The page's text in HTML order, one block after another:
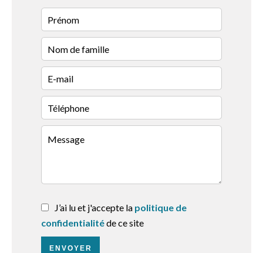
J’ai lu et j'accepte la politique de
confidentialitéde ce site
ENVOYER